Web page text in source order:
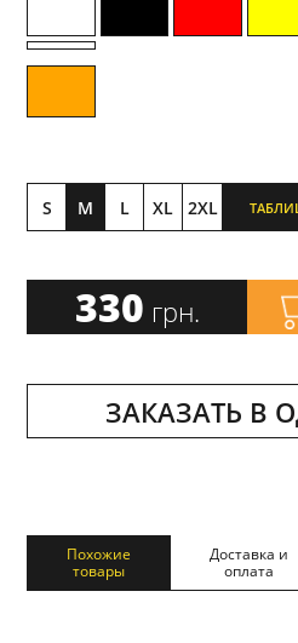
S M L XL 2XL
330 грн.
ЗАКАЗАТЬ В
Похожие
товары
Доставка и
оплата